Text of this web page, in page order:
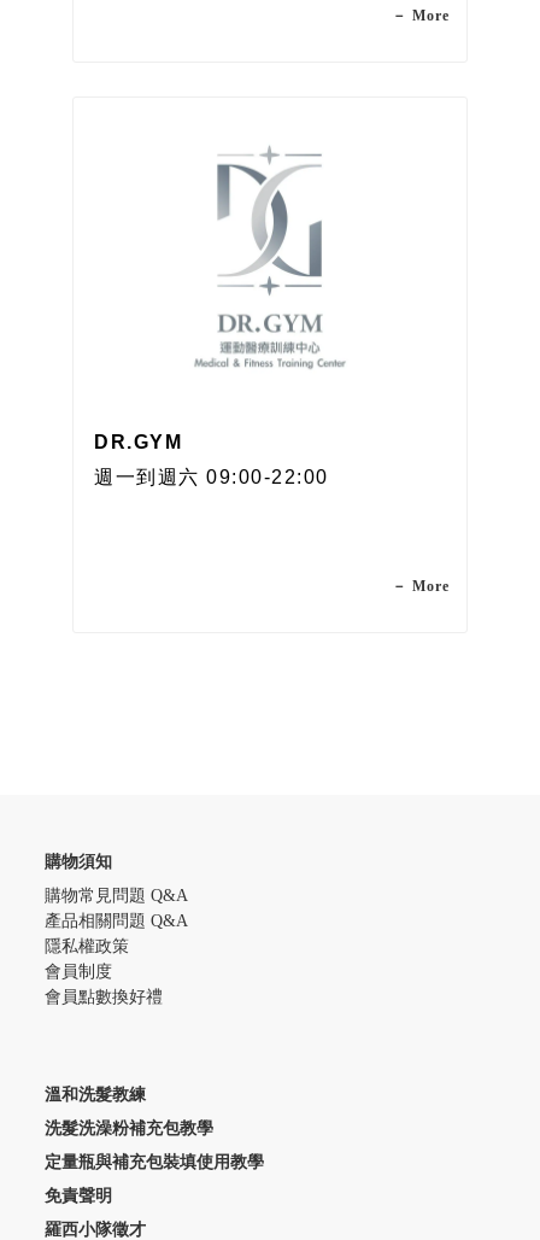
－ More
DR.GYM
週一到週六 09:00-22:00
－ More
購物須知
購物常見問題 Q&A
產品相關問題 Q&A
隱私權政策
會員制度
會員點數換好禮
溫和洗髮教練
洗髮洗澡粉補充包教學
定量瓶與補充包裝填使用教學
免責聲明
羅西小隊徵才